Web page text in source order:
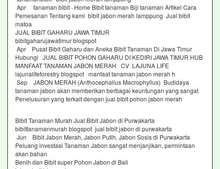
Apr tanaman bibit · Home Bibit tanaman Biji tanaman Artikel Cara
Pemesanan Tentang kami bibit jabon merah lamppung Jual bibit
matoa
JUAL BIBIT GAHARU JAWA TIMUR
bibitgaharujawatimur blogspot
Apr Pusat Bibit Gaharu dan Aneka Bibit Tanaman Di Jawa Timur
Hubungi JUAL BIBIT POHON GAHARU DI KEDIRI JAWA TIMUR HUB
MANFAAT TANAMAN JABON MERAH CV LAJUNA LIFE
lajunalifeforestry blogspot manfaat tanaman jabon merah h
Sep JABON MERAH (Anthocephallus Macrophyllus) Budidaya
tanaman jabon akan memberikan berbagai keuntungan yang sangat
Penelusuran yang terkait dengan jual bibit pohon jabon merah
Bibit Tanaman Murah Jual Bibit Jabon di Purwakarta
bibittanamanmurah blogspot jual bibit jabon di purwakarta
Jun Bibit Jabon Merah, Jabon Putih, Jabon Sosis di Purwakarta
Peluang investasi Tanaman Jabon sangat menjanjikan, permintaan
akan bahan
Benih dan Bibit super Pohon Jabon di Bali